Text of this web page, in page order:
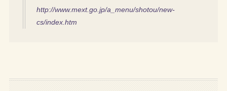
http://www.mext.go.jp/a_menu/shotou/new-
cs/index.htm